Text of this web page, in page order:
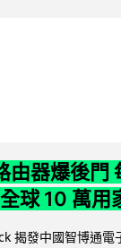
由器爆後門
球 10 萬用
揭發中國智博通